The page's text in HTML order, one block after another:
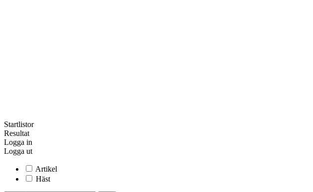
Startlistor
Resultat
Logga in
Logga ut
Artikel
Häst